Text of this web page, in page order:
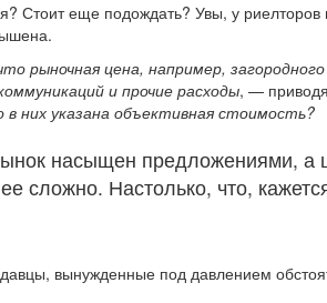
Стоит еще подождать? Увы, у риелторов
рыночная цена, например,
и прочие расходы, —
них указана объективная стоимость?
насыщен предложениями, а
сложно. Настолько, что,
вынужденные под давлением